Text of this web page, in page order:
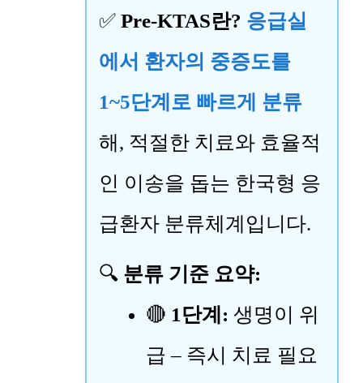
✅ Pre-KTAS란? 응급실
에서 환자의 중증도를
1~5단계로 빠르게 분류
해, 적절한 치료와 효율적
인 이송을 돕는 한국형 응
급환자 분류체계입니다.
🔍 분류 기준 요약:
🔴 1단계: 생명이 위
급 – 즉시 치료 필요